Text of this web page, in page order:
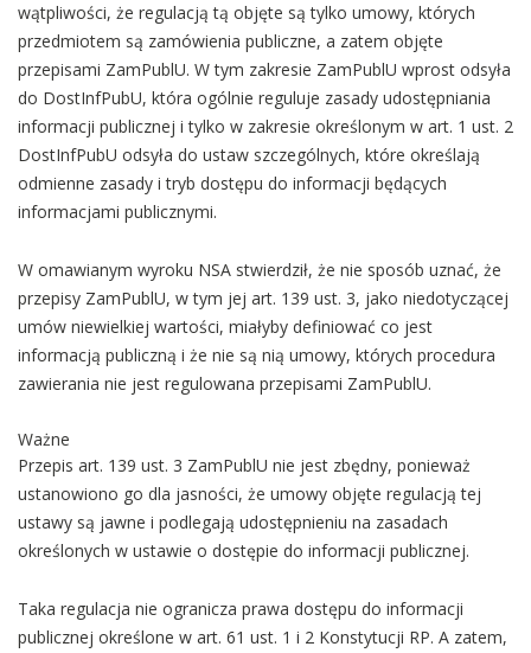
wątpliwości, że regulacją tą objęte są tylko umowy, których
przedmiotem są zamówienia publiczne, a zatem objęte
przepisami ZamPublU. W tym zakresie ZamPublU wprost odsyła
do DostInfPubU, która ogólnie reguluje zasady udostępniania
informacji publicznej i tylko w zakresie określonym w art. 1 ust. 2
DostInfPubU odsyła do ustaw szczególnych, które określają
odmienne zasady i tryb dostępu do informacji będących
informacjami publicznymi.
W omawianym wyroku NSA stwierdził, że nie sposób uznać, że
przepisy ZamPublU, w tym jej art. 139 ust. 3, jako niedotyczącej
umów niewielkiej wartości, miałyby definiować co jest
informacją publiczną i że nie są nią umowy, których procedura
zawierania nie jest regulowana przepisami ZamPublU.
Ważne
Przepis art. 139 ust. 3 ZamPublU nie jest zbędny, ponieważ
ustanowiono go dla jasności, że umowy objęte regulacją tej
ustawy są jawne i podlegają udostępnieniu na zasadach
określonych w ustawie o dostępie do informacji publicznej.
Taka regulacja nie ogranicza prawa dostępu do informacji
publicznej określone w art. 61 ust. 1 i 2 Konstytucji RP. A zatem,